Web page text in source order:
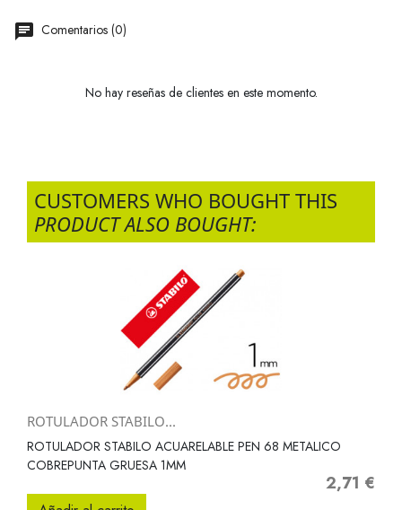
Comentarios (0)
No hay reseñas de clientes en este momento.
CUSTOMERS WHO BOUGHT THIS
PRODUCT ALSO BOUGHT:
ROTULADOR STABILO...
ROTULADOR STABILO ACUARELABLE PEN 68 METALICO
COBREPUNTA GRUESA 1MM
Precio
2,71 €